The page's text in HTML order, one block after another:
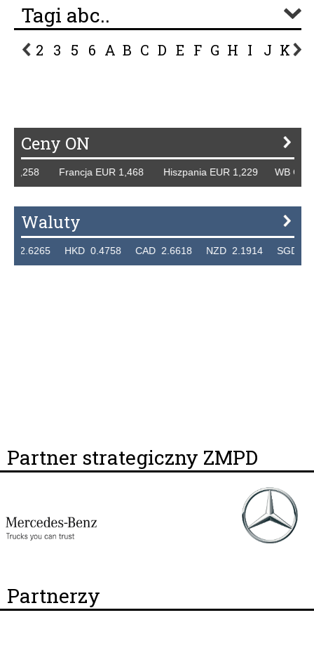
Tagi abc..
2 3 5 6 A B C D E F G H I J K L
Ceny ON
Francja EUR 1,468 Hiszpania EUR 1,229 WB GBP
Waluty
HKD 0.4758 CAD 2.6618 NZD 2.1914 SGD
Partner strategiczny ZMPD
Partnerzy